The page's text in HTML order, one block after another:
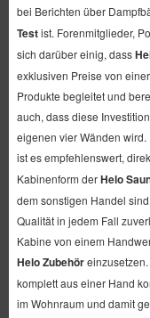
bei Berichten über
Testist. Forenmitglieder,
sich darüber einig, dass
exklusiven Preise von
Produkte begleitet und
auch, dass diese
eigenen vier Wänden
ist es empfehlenswert,
Kabinenform derHelo
dem sonstigen Handel
Qualität in jedem Fall
Kabine von einem
Helo Zubehöreinzusetzen.
komplett aus einer Hand
im Wohnraum und damit